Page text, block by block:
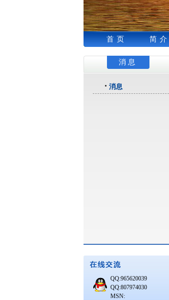
首页 简介
消息
消息
QQ:965620039
QQ:807974030
MSN: